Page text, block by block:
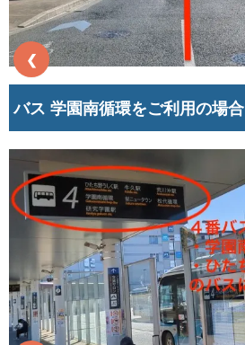
❮
バス 学園南循環をご利用の場合